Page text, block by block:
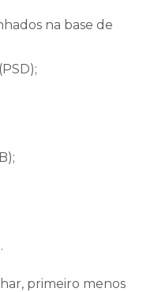
na base de
primeiro menos